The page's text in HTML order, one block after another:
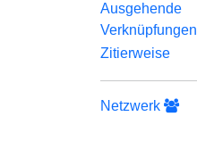
Ausgehende
Verknüpfungen
Zitierweise
Netzwerk